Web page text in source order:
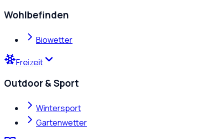
Wohlbefinden
Biowetter
Freizeit
Outdoor & Sport
Wintersport
Gartenwetter